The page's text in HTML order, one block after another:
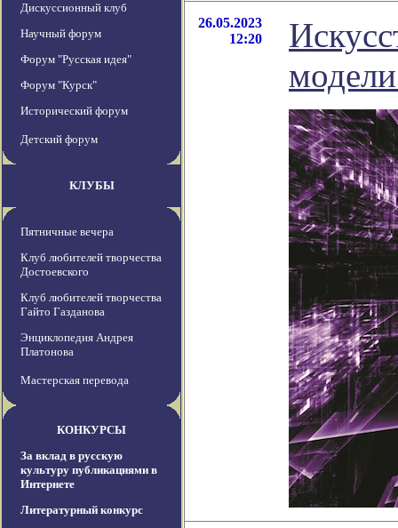
Дискуссионный клуб
Научный форум
Форум "Русская идея"
Форум "Курск"
Исторический форум
Детский форум
КЛУБЫ
Пятничные вечера
Клуб любителей творчества
Достоевского
Клуб любителей творчества
Гайто Газданова
Энциклопедия Андрея
Платонова
Мастерская перевода
КОНКУРСЫ
За вклад в русскую
культуру публикациями в
Интернете
Литературный конкурс
26.05.2023
12:20